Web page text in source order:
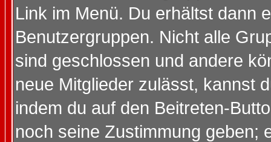
Link im Menü. Du erhältst dann
Benutzergruppen. Nicht alle
sind geschlossen und andere
neue Mitglieder zulässt, kannst
indem du auf den Beitreten-
noch seine Zustimmung geben;